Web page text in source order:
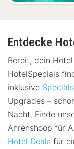
Entdecke
Bereit, dein
HotelSpecials
inklusive Specials
Upgrades –
Nacht. Finde
Ahrenshoop für
Hotel Deals für